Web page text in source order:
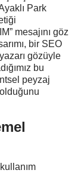
Park
mesajını göz
bir SEO
gözüyle
bu
peyzaj